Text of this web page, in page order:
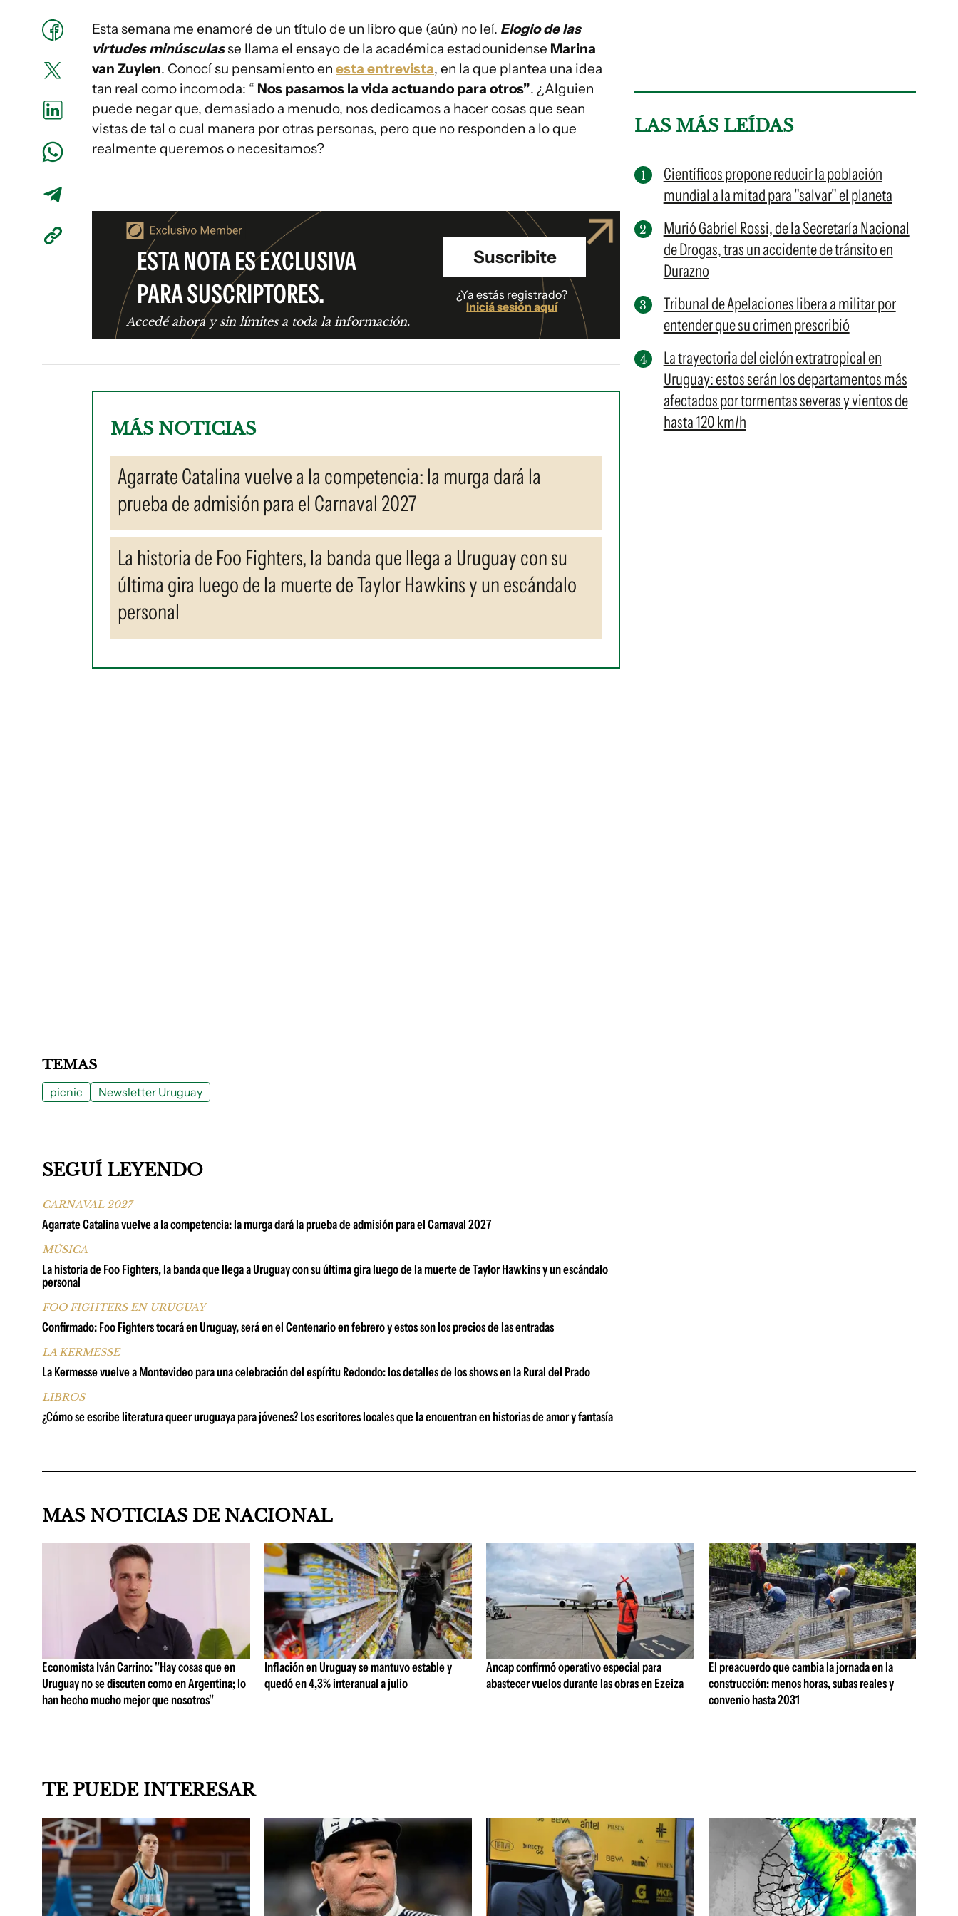
Esta semana me enamoré de un título de un libro que (aún) no leí. Elogio de las
virtudes minúsculasse llama el ensayo de la académica estadounidense Marina
van Zuylen. Conocí su pensamiento en esta entrevista, en la que plantea una idea
tan real como incomoda: “ Nos pasamos la vida actuando para otros”. ¿Alguien
puede negar que, demasiado a menudo, nos dedicamos a hacer cosas que sean
vistas de tal o cual manera por otras personas, pero que no responden a lo que
realmente queremos o necesitamos?
ESTA NOTA ES EXCLUSIVA
PARA SUSCRIPTORES.
Accedé ahora y sin límites a toda la información.
Suscribite
¿Ya estás registrado?
Iniciá sesión aquí
MÁS NOTICIAS
Agarrate Catalina vuelve a la competencia: la murga dará la
prueba de admisión para el Carnaval 2027
La historia de Foo Fighters, la banda que llega a Uruguay con su
última gira luego de la muerte de Taylor Hawkins y un escándalo
personal
LAS MÁS LEÍDAS
Científicos propone reducir la población
mundial a la mitad para "salvar" el planeta
Murió Gabriel Rossi, de la Secretaría Nacional
de Drogas, tras un accidente de tránsito en
Durazno
Tribunal de Apelaciones libera a militar por
entender que su crimen prescribió
La trayectoria del ciclón extratropical en
Uruguay: estos serán los departamentos más
afectados por tormentas severas y vientos de
hasta 120 km/h
TEMAS
picnic Newsletter Uruguay
SEGUÍ LEYENDO
CARNAVAL 2027
Agarrate Catalina vuelve a la competencia: la murga dará la prueba de admisión para el Carnaval 2027
MÚSICA
La historia de Foo Fighters, la banda que llega a Uruguay con su última gira luego de la muerte de Taylor Hawkins y un escándalo
personal
FOO FIGHTERS EN URUGUAY
Confirmado: Foo Fighters tocará en Uruguay, será en el Centenario en febrero y estos son los precios de las entradas
LA KERMESSE
La Kermesse vuelve a Montevideo para una celebración del espíritu Redondo: los detalles de los shows en la Rural del Prado
LIBROS
¿Cómo se escribe literatura queer uruguaya para jóvenes? Los escritores locales que la encuentran en historias de amor y fantasía
MAS NOTICIAS DE NACIONAL
Economista Iván Carrino: "Hay cosas que en
Uruguay no se discuten como en Argentina; lo
han hecho mucho mejor que nosotros"
Inflación en Uruguay se mantuvo estable y
quedó en 4,3% interanual a julio
Ancap confirmó operativo especial para
abastecer vuelos durante las obras en Ezeiza
El preacuerdo que cambia la jornada en la
construcción: menos horas, subas reales y
convenio hasta 2031
TE PUEDE INTERESAR